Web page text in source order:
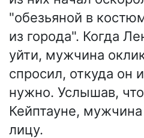
"обезьяной в
из города". Когда
уйти, мужчина
спросил, откуда он
нужно. Услышав,
Кейптауне,
лицу.